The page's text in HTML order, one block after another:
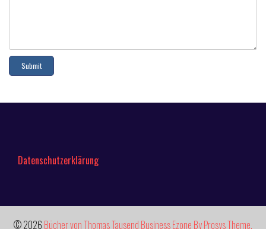
Datenschutzerklärung
© 2026 Bücher von Thomas Tausend Business Ezone By Prosys Theme.